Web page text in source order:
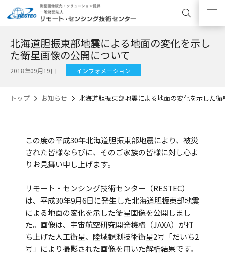
北海道胆振東部地震による地面の変化を示し
た衛星画像の公開について
2018年09月19日 インフォメーション
トップ お知らせ 北海道胆振東部地震による地面の変化を示した
この度の平成30年北海道胆振東部地震により、被災
された皆様ならびに、そのご家族の皆様に対し心よ
りお見舞い申し上げます。
リモート・センシング技術センター（RESTEC）
は、平成30年9月6日に発生した北海道胆振東部地震
による地面の変化を示した衛星画像を公開しまし
た。画像は、宇宙航空研究開発機構（JAXA）が打
ち上げた人工衛星、陸域観測技術衛星2号「だいち2
号」により撮影された画像を用いた解析結果です。